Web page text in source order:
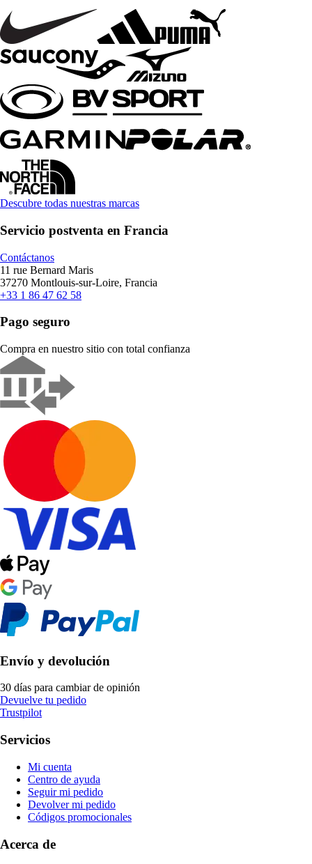
Descubre todas nuestras marcas
Servicio postventa en Francia
Contáctanos
11 rue Bernard Maris
37270 Montlouis-sur-Loire, Francia
+33 1 86 47 62 58
Pago seguro
Compra en nuestro sitio con total confianza
Envío y devolución
30 días para cambiar de opinión
Devuelve tu pedido
Trustpilot
Servicios
Mi cuenta
Centro de ayuda
Seguir mi pedido
Devolver mi pedido
Códigos promocionales
Acerca de